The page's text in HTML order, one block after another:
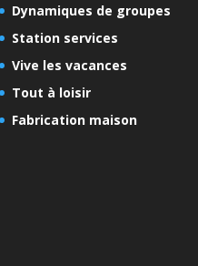
Dynamiques de groupes
Station services
Vive les vacances
Tout à loisir
Fabrication maison